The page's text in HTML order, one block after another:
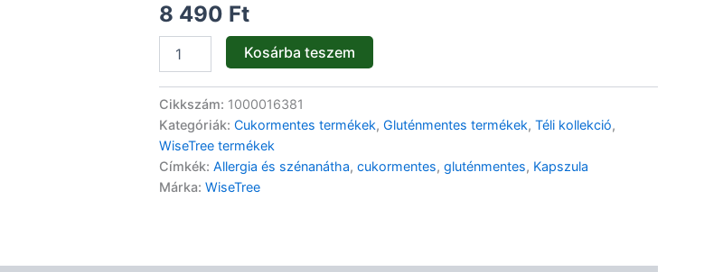
8 490 Ft
30db
mennyiség
Kosárba teszem
Cikkszám: 1000016381
Kategóriák: Cukormentes termékek, Gluténmentes termékek, Téli kollekció,
WiseTree termékek
Címkék: Allergia és szénanátha, cukormentes, gluténmentes, Kapszula
Márka: WiseTree